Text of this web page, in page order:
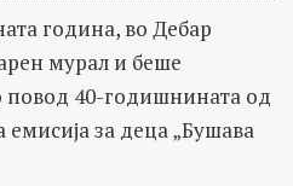
година, во Дебар
мурал и беше
повод 40-годишнината од
емисија за деца „Бушава